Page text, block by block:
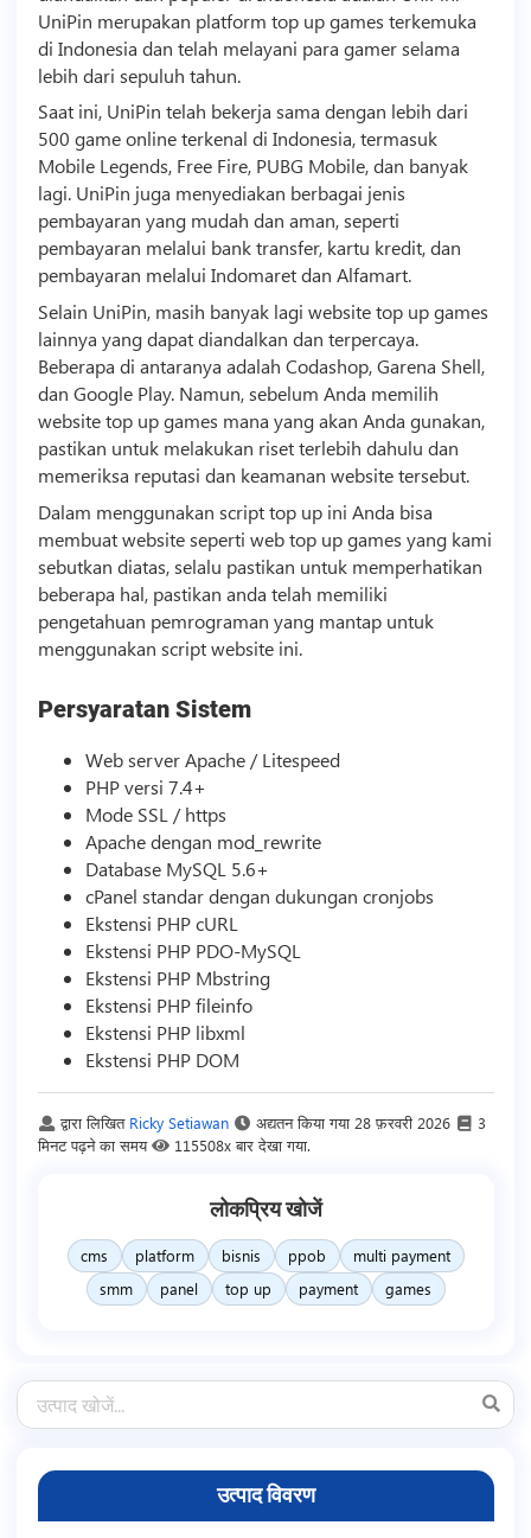
UniPin merupakan platform top up games terkemuka
di Indonesia dan telah melayani para gamer selama
lebih dari sepuluh tahun.
Saat ini, UniPin telah bekerja sama dengan lebih dari
500 game online terkenal di Indonesia, termasuk
Mobile Legends, Free Fire, PUBG Mobile, dan banyak
lagi. UniPin juga menyediakan berbagai jenis
pembayaran yang mudah dan aman, seperti
pembayaran melalui bank transfer, kartu kredit, dan
pembayaran melalui Indomaret dan Alfamart.
Selain UniPin, masih banyak lagi website top up games
lainnya yang dapat diandalkan dan terpercaya.
Beberapa di antaranya adalah Codashop, Garena Shell,
dan Google Play. Namun, sebelum Anda memilih
website top up games mana yang akan Anda gunakan,
pastikan untuk melakukan riset terlebih dahulu dan
memeriksa reputasi dan keamanan website tersebut.
Dalam menggunakan scripttop up ini Anda bisa
membuat website seperti web top up games yang kami
sebutkan diatas, selalu pastikan untuk memperhatikan
beberapa hal, pastikan anda telah memiliki
pengetahuan pemrograman yang mantap untuk
menggunakan scriptwebsite ini.
Persyaratan Sistem
Web server Apache / Litespeed
PHP versi 7.4+
Mode SSL / https
Apache dengan mod_rewrite
Database MySQL 5.6+
cPanel standar dengan dukungan cronjobs
Ekstensi PHP cURL
Ekstensi PHP PDO-MySQL
Ekstensi PHP Mbstring
Ekstensi PHP fileinfo
Ekstensi PHP libxml
Ekstensi PHP DOM
द्वारा लिखित Ricky Setiawan अद्यतन किया गया 28 फ़रवरी 2026
3
मिनट पढ़ने का समय
115508x बार देखा गया.
लोकप्रिय खोजें
cms platform bisnis ppob
multi payment
smm
panel top up payment games
उत्पाद विवरण